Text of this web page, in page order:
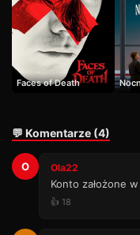
Faces of Death
💬 Komentarze (4)
O Ola22
Konto założone
👍 18